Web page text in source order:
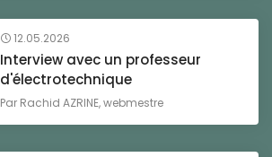
12.05.2026
Interview avec un professeur
d'électrotechnique
Par Rachid AZRINE, webmestre